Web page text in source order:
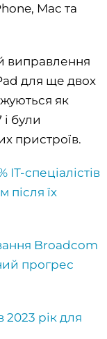
Mac та
виправлення
для ще двох
як
і були
пристроїв.
ІТ-спеціалістів
після їх
Broadcom
прогрес
2023 рік для